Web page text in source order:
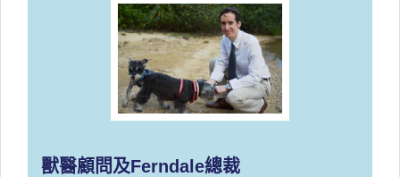
獸醫顧問及Ferndale總裁